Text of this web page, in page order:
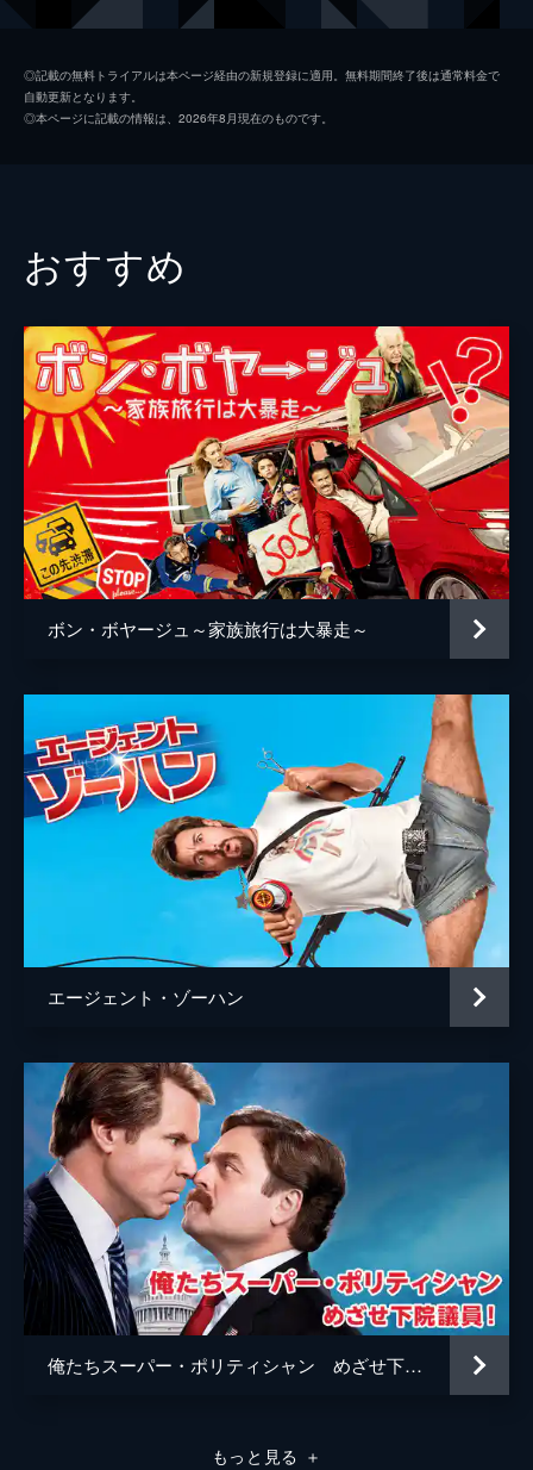
テディ ザック・エフロン
クリストファー・ミンツ＝プラッセ
ビーニー・フェルドスタイン
クララ・マメット
セレーナ・ゴメス
ハンニバル・バレス
カーラ・ギャロ
リサ・クドロー
ブライアン・ハスキー
シアラ・ブラヴォ
ビリー・アイクナー
オークワフィナ
ニコラス・ストーラー
アンドリュー・ジェイ・コーエン
ブレンダン・オブライエン
ニコラス・ストーラー
音楽
製作 セス・ローゲン
ジェームズ・ウィーヴァー
◎記載の無料トライアルは本ページ経由の新規登録に適用。無料期間終了後は通常料金で
自動更新となります。
◎本ページに記載の情報は、2026年8月現在のものです。
おすすめ
ボン・ボヤージュ～家族旅行は大暴走～
エージェント・ゾーハン
俺たちスーパー・ポリティシャン めざせ下院議員！
もっと見る ＋